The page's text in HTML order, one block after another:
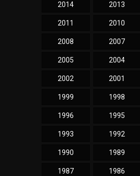
2014 2013
2011 2010
2008 2007
2005 2004
2002 2001
1999 1998
1996 1995
1993 1992
1990 1989
1987 1986